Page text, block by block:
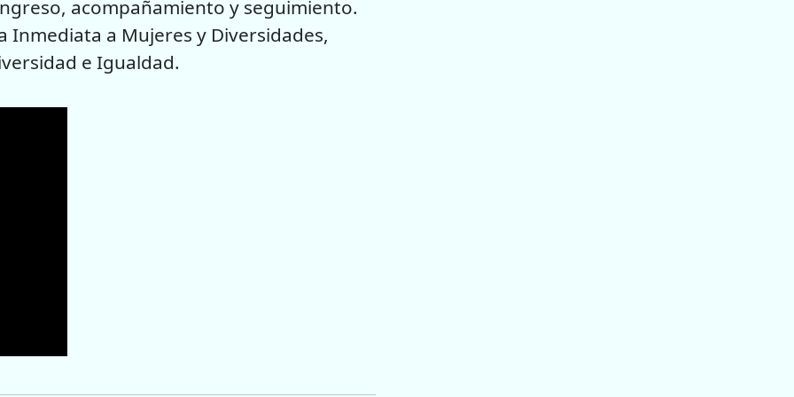
acompañamiento y seguimiento.
Inmediata a Mujeres y Diversidades,
e Igualdad.